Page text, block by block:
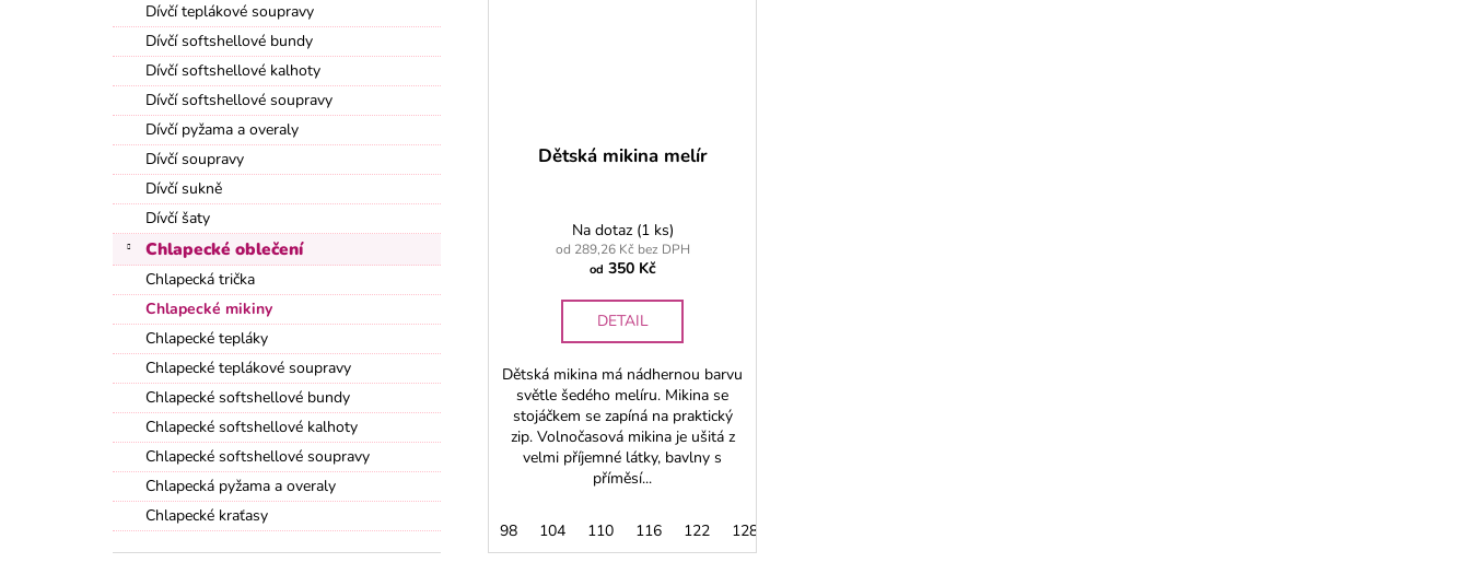
Dívčí teplákové soupravy
Dívčí softshellové bundy
Dívčí softshellové kalhoty
Dívčí softshellové soupravy
Dívčí pyžama a overaly
Dívčí soupravy
Dívčí sukně
Dívčí šaty
Chlapecké oblečení
Chlapecká trička
Chlapecké mikiny
Chlapecké tepláky
Chlapecké teplákové soupravy
Chlapecké softshellové bundy
Chlapecké softshellové kalhoty
Chlapecké softshellové soupravy
Chlapecká pyžama a overaly
Chlapecké kraťasy
Dětská mikina melír
Na dotaz (1 ks)
od 289,26 Kč bez DPH
od 350 Kč
DETAIL
Dětská mikina má nádhernou barvu
světle šedého melíru. Mikina se
stojáčkem se zapíná na praktický
zip. Volnočasová mikina je ušitá z
velmi příjemné látky, bavlny s
příměsí...
98 104 110 116 122 128